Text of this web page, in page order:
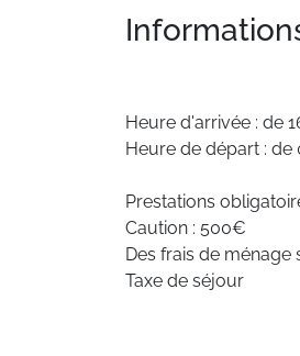
Heure d'arrivée : de
Heure de départ : de
Prestations
Caution : 500€
Des frais de ménage
Taxe de séjour